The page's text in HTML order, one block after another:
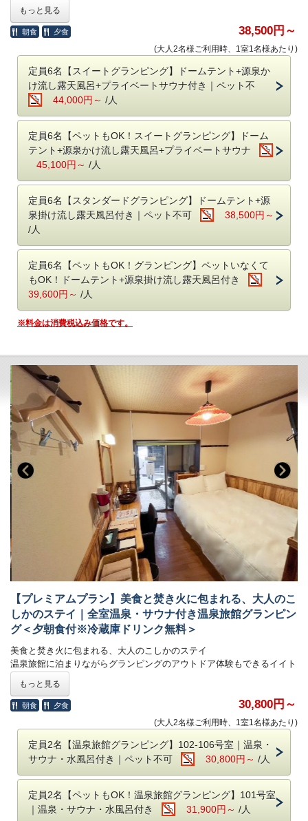
■全室完備
・40型以上のインターネット対応テレビ
・男女アメニティ各種
・冷蔵庫
・USBコンセント完備
・無料Wi-Fi
・虫除け電磁波
■お子様のご宿泊について
​お子様含め定員は2名となります。
​小学生、幼児共に宿泊代は無料です。
■お食事用にイートインスペースをご用意
お食事は付いておりません。
お持ち込みで食事をお持ちになる場合は、イートインスペースをご用意
しております。
■チェックイン時間について
チェックイン：17時～20時 / チェックアウト：11時
※フロントは22時で閉まりますので時間内にチェックインをお願いしま
す。
18歳未満のお客様で、親権者の同伴なく宿泊する場合は、親権者様に同
意書のご記入をお願いしております。当日チェックイン時フロントへご
提出ください。
チェックイン時点で18歳未満の方が対象です。宿泊中に18歳に切り替わ
る場合は同意書が必要になります。
同意書はこちら
⭐️プレミアムプラン限定特典
・梶屋牛サーロイン220g
・スパークリングワイン（NVプロセッコ・ブリュット（コレツィオー
ネ・ファルチェーリ））1本
・15時のアーリーチェックイン
・焚き火無料（1束付き）
・焚き火スイーツ
・虹色焚き火
こしかの温泉のグランピングは日本初の全室プライベート空間及び
源泉かけ流し露天風呂付きのグランピング施設*です。
*（プライベート空間とは、各利用者の全室内に、ベッド・トイレ・風呂・食事スペースの4点を有し、
1棟貸し切りのグランピング施設内にはトイレや食事スペース、
温泉とすべて揃っているので他のお客様と顔を合わせることもありませ
■選べる部屋タイプ
・テントサウナ・水風呂付きの【スイートグランピング】159㎡
・源泉かけ流しの天然温泉が楽しめる【スタンダードグランピング】
116㎡
す。
ドームテント・源泉かけ流し露天風呂・テントサウナ・屋内ダイニン
グ・トイレを各棟に備えたグランピング。
充実のSPAを楽しみつつも、広い空間で開放的にグランピングをお楽し
みいただけます。
▶スタンダードグランピング
ドームテント・源泉掛け流し露天風呂・屋外ダイニング・トイレを各棟
に備えたグランピング。
源泉かけ流し露天風呂にBBQと至福の時間をお過ごしください。
※サウナはございません。サウナをご希望の方はスイートグランピング
や温泉旅館グランピングをお選びください。
キャンプのアウトドア感を楽しみつつ
冷暖房付きの快適空間でお過ごしください。
■チェックイン時間について
チェックイン：15時～20時 / チェックアウト：10時
※フロントは22時で閉まりますので時間内にチェックインをお願いしま
す。
■焚き火について
スタンダードグランピング、ペット同伴可のスイートグランピングの焚
き火はお部屋を出た専用スペースで利用可能です
※スイートグランピング（ペット不可）の焚き火はお部屋内の専用スペ
ースで利用可能です
■温泉について
お部屋内についたお風呂は完全貸切で24時間いつでもご入浴いただけま
しみください。
●食事は事前準備済み
夕朝食はチェックインまでにお部屋の冷蔵庫へ準備しています。
そのため、後からスタッフがお部屋へお邪魔することもありません。
好きな時間に夕食・朝食をお楽しみください。
もっと見る
朝食 夕食 38,500円～
(大人2名様ご利用時、1室1名様あたり)
定員6名【スイートグランピング】ドームテント+源泉か
け流し露天風呂+プライベートサウナ付き｜ペット不
44,000円～ /人
定員6名【ペットもOK！スイートグランピング】ドーム
テント+源泉かけ流し露天風呂+プライベートサウナ
45,100円～ /人
定員6名【スタンダードグランピング】ドームテント+源
泉掛け流し露天風呂付き｜ペット不可
38,500円～
/人
定員6名【ペットもOK！グランピング】ペットいなくて
もOK！ドームテント+源泉掛け流し露天風呂付き
39,600円～ /人
※料金は消費税込み価格です。
【プレミアムプラン】美食と焚き火に包まれる、大人のこ
しかのステイ｜全室温泉・サウナ付き温泉旅館グランピン
グ＜夕朝食付※冷蔵庫ドリンク無料＞
美食と焚き火に包まれる、大人のこしかのステイ
温泉旅館に泊まりながらグランピングのアウトドア体験もできるイイト
⭐️プレミアムプラン限定特典
・スパークリングワイン（NVプロセッコ・ブリュット（コレツィオー
ネ・ファルチェーリ））1本
・焚き火無料（1束付き）
・虹色焚き火
もっと見る
朝食 夕食 30,800円～
(大人2名様ご利用時、1室1名様あたり)
定員2名【温泉旅館グランピング】102-106号室｜温泉・
サウナ・水風呂付き｜ペット不可
30,800円～ /人
定員2名【ペットもOK！温泉旅館グランピング】101号室
｜温泉・サウナ・水風呂付き
31,900円～ /人